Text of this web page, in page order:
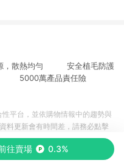
，散熱均勻 安全植毛防護
5000萬產品責任險
往賣場 0.3%
平台，並依購物情報中的趨勢與
料更新會有時間差，請務必點擊
件，一切資訊以合作廠商網頁為